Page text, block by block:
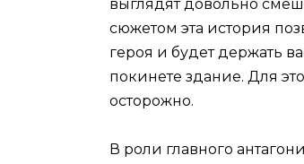
выглядят довольно
сюжетом эта история
героя и будет держать
покинете здание. Для
осторожно.
В роли главного